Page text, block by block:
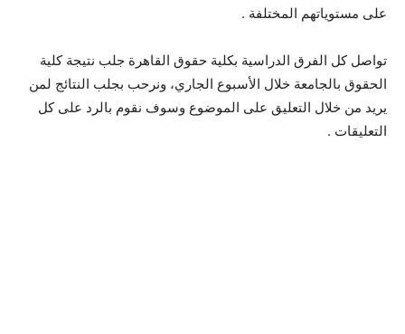
على مستوياتهم المختلفة .
تواصل كل الفرق الدراسية بكلية حقوق القاهرة جلب نتيجة كلية
الحقوق بالجامعة خلال الأسبوع الجاري، ونرحب بجلب النتائج لمن
يريد من خلال التعليق على الموضوع وسوف نقوم بالرد على كل
التعليقات .